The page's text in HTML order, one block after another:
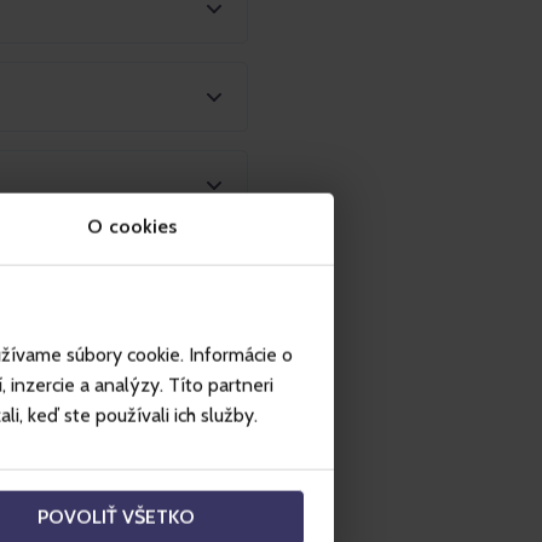
O cookies
súbory cookie. Informácie o
inzercie a analýzy. Títo partneri
keď ste používali ich služby.
POVOLIŤ VŠETKO